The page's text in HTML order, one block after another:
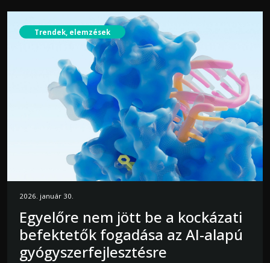
Trendek, elemzések
2026. január 30.
Egyelőre nem jött be a kockázati
befektetők fogadása az AI-alapú
gyógyszerfejlesztésre